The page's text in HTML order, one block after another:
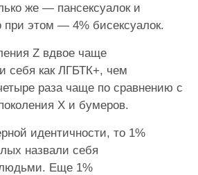
же — пансексуалок и
при этом — 4% бисексуалок.
Z вдвое чаще
себя как ЛГБТК+, чем
раза чаще по сравнению с
X и бумеров.
идентичности, то 1%
назвали себя
Еще 1%